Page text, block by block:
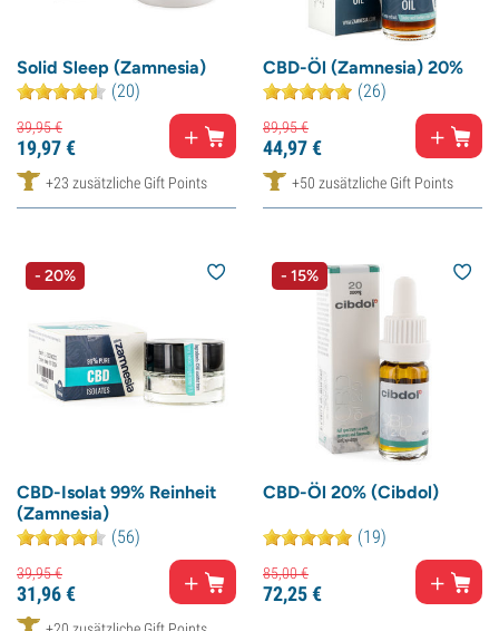
Solid Sleep (Zamnesia)
(20)
39,95€
19,97€
+23 zusätzliche Gift Points
CBD-Öl (Zamnesia) 20%
(26)
89,95€
44,97€
+50 zusätzliche Gift Points
- 20%
CBD-Isolat 99% Reinheit
(Zamnesia)
(56)
39,95€
31,96€
- 15%
CBD-Öl 20% (Cibdol)
(19)
85,00€
72,25€